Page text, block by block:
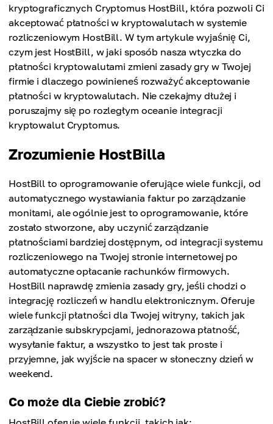
kryptograficznych Cryptomus HostBill, która pozwoli Ci
akceptować płatności w kryptowalutach w systemie
rozliczeniowym HostBill. W tym artykule wyjaśnię Ci,
czym jest HostBill, w jaki sposób nasza wtyczka do
płatności kryptowalutami zmieni zasady gry w Twojej
firmie i dlaczego powinieneś rozważyć akceptowanie
płatności w kryptowalutach. Nie czekajmy dłużej i
poruszajmy się po rozległym oceanie integracji
kryptowalut Cryptomus.
Zrozumienie HostBilla
HostBill to oprogramowanie oferujące wiele funkcji, od
automatycznego wystawiania faktur po zarządzanie
monitami, ale ogólnie jest to oprogramowanie, które
zostało stworzone, aby uczynić zarządzanie
płatnościami bardziej dostępnym, od integracji systemu
rozliczeniowego na Twojej stronie internetowej po
automatyczne opłacanie rachunków firmowych.
HostBill naprawdę zmienia zasady gry, jeśli chodzi o
integrację rozliczeń w handlu elektronicznym. Oferuje
wiele funkcji płatności dla Twojej witryny, takich jak
zarządzanie subskrypcjami, jednorazowa płatność,
wysyłanie faktur, a wszystko to jest tak proste i
przyjemne, jak wyjście na spacer w słoneczny dzień w
weekend.
Co może dla Ciebie zrobić?